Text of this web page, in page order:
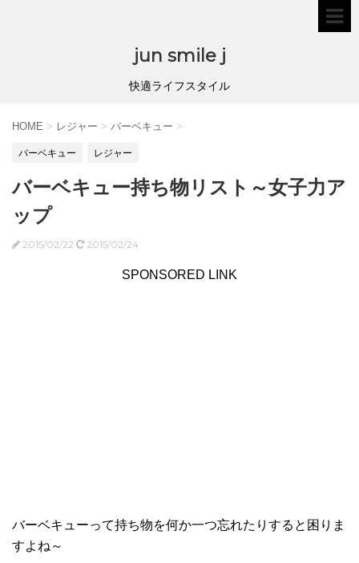
jun smile j
快適ライフスタイル
HOME > レジャー > バーベキュー >
バーベキュー レジャー
バーベキュー持ち物リスト～女子力ア
ップ
2015/02/22 2015/02/24
SPONSORED LINK
バーベキューって持ち物を何か一つ忘れたりすると困りま
すよね～